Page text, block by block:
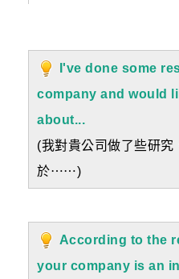
I've done some
company and would
about...
(我對貴公司做了些研究
於⋯⋯)
According to the
your company is an